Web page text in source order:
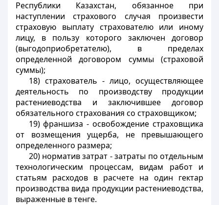
Республики Казахстан, обязанное при
наступлении страхового случая произвести
страховую выплату страхователю или иному
лицу, в пользу которого заключен договор
(выгодоприобретателю), в пределах
определенной договором суммы (страховой
суммы);
18) страхователь - лицо, осуществляющее
деятельность по производству продукции
растениеводства и заключившее договор
обязательного страхования со страховщиком;
19) франшиза - освобождение страховщика
от возмещения ущерба, не превышающего
определенного размера;
20) норматив затрат - затраты по отдельным
технологическим процессам, видам работ и
статьям расходов в расчете на один гектар
производства вида продукции растениеводства,
выраженные в тенге.